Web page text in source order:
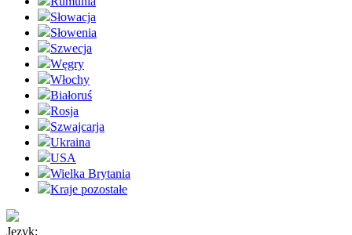
Słowacja
Słowenia
Szwecja
Węgry
Włochy
Białoruś
Rosja
Szwajcarja
Ukraina
USA
Wielka Brytania
Kraje pozostałe
Język: